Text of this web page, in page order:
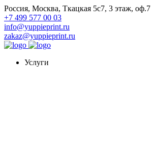
Россия, Москва, Ткацкая 5с7, 3 этаж, оф.7
+7 499 577 00 03
info@yuppieprint.ru
zakaz@yuppieprint.ru
Услуги